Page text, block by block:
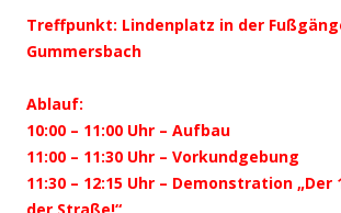
Treffpunkt: Lindenplatz in der
Gummersbach
Ablauf:
10:00 – 11:00 Uhr – Aufbau
11:00 – 11:30 Uhr – Vorkundgebung
11:30 – 12:15 Uhr – Demonstration